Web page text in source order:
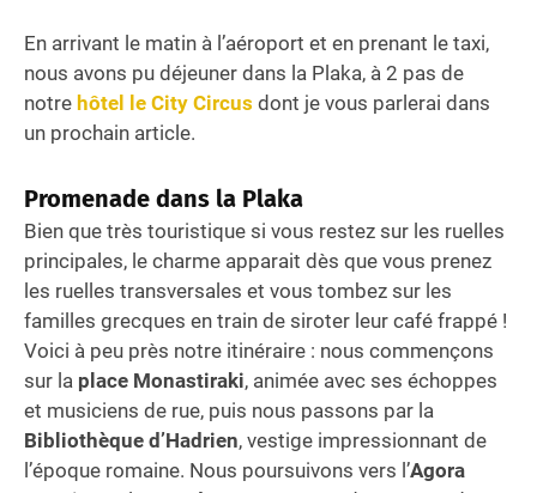
En arrivant le matin à l’aéroport et en prenant le taxi,
nous avons pu déjeuner dans la Plaka, à 2 pas de
notre hôtel le City Circus dont je vous parlerai dans
un prochain article.
Promenade dans la Plaka
Bien que très touristique si vous restez sur les ruelles
principales, le charme apparait dès que vous prenez
les ruelles transversales et vous tombez sur les
familles grecques en train de siroter leur café frappé !
Voici à peu près notre itinéraire : nous commençons
sur la place Monastiraki, animée avec ses échoppes
et musiciens de rue, puis nous passons par la
Bibliothèque d’Hadrien, vestige impressionnant de
l’époque romaine. Nous poursuivons vers l’Agora